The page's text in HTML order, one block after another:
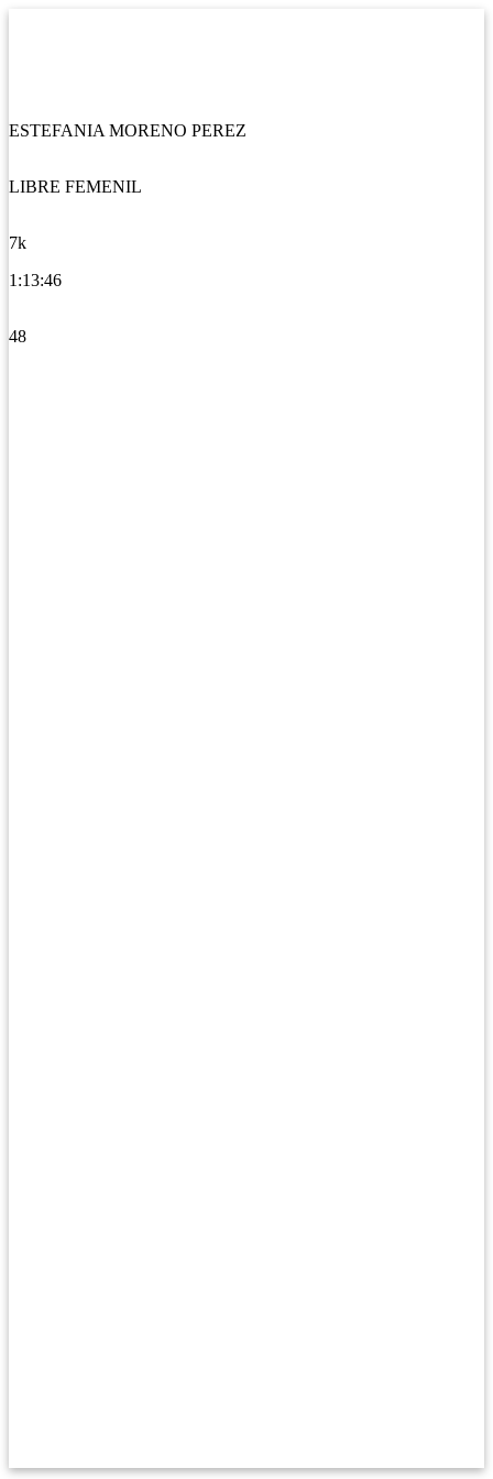
ESTEFANIA MORENO PEREZ
LIBRE FEMENIL
7k
1:13:46
48